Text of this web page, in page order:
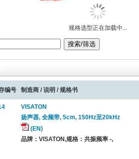
规格选型正在加载中...
编号 制造商 / 说明 / 规格书
VISATON
扬声器, 全频带, 5cm, 150Hz至20kHz
(EN)
品牌：VISATON,规格：共振频率 -,